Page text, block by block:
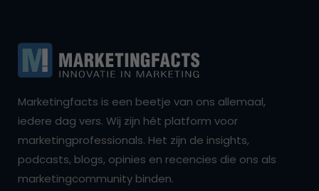
Marketingfacts is een beetje van ons allemaal,
iedere dag vers. Wij zijn hét platform voor
marketingprofessionals. Het zijn de insights,
podcasts, blogs, opinies en recencies die ons als
marketingcommunity binden.